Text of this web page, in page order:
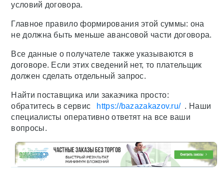
условий договора.
Главное правило формирования этой суммы: она
не должна быть меньше авансовой части договора.
Все данные о получателе также указываются в
договоре. Если этих сведений нет, то плательщик
должен сделать отдельный запрос.
Найти поставщика или заказчика просто:
обратитесь в сервис
https://bazazakazov.ru/ . Наши
специалисты оперативно ответят на все ваши
вопросы.